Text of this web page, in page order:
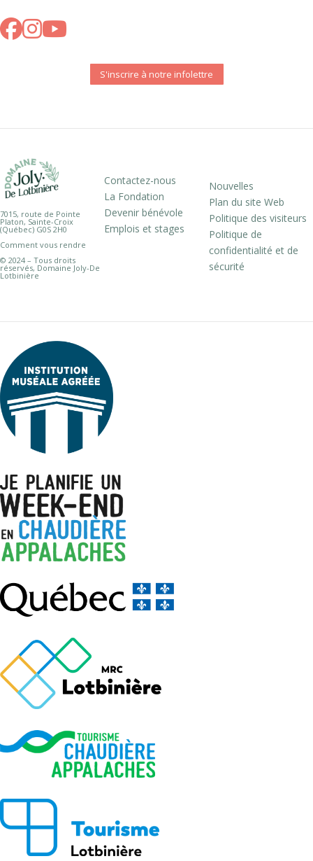
S'inscrire à notre infolettre
7015, route de Pointe
Platon, Sainte-Croix
(Québec) G0S 2H0
Comment vous rendre
© 2024 – Tous droits
réservés, Domaine Joly-De
Lotbinière
Contactez-nous
La Fondation
Devenir bénévole
Emplois et stages
Nouvelles
Plan du site Web
Politique des visiteurs
Politique de
confidentialité et de
sécurité